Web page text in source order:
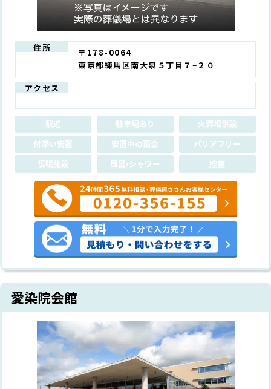
住所
〒178-0064
東京都練馬区南大泉５丁目７−２０
アクセス
駅近 駐車場あり
火葬場併設
付添い安置
安置中の面会
バリアフリー
仮眠施設
風呂•シャワー 控室
愛染院会館